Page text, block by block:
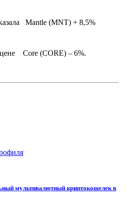
Mantle (MNT) + 8,5%
цене Core (CORE) – 6%.
мультивалютный криптокошелек в